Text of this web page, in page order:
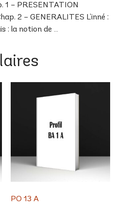
1 – PRESENTATION
2 – GENERALITES L’inné :
: la notion de …
PO 13 A